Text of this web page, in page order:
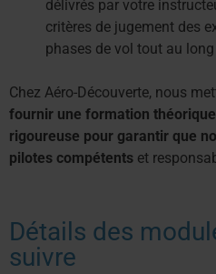
délivrés par votre
critères de jugement des
phases de vol tout au
Chez Aéro-Découverte, nous
fournir une formation
rigoureuse pour garantir que
pilotes compétents et
Détails des
suivre